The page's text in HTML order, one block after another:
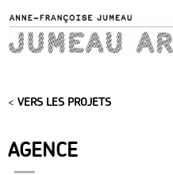
main
content
< VERS LES PROJETS
AGENCE